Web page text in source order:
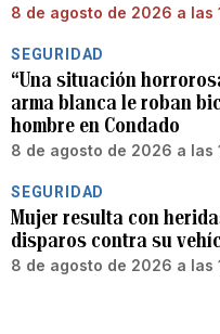
8 de agosto de 2026 a las
SEGURIDAD
“Una situación
arma blanca le roban
hombre en Condado
8 de agosto de 2026 a las
SEGURIDAD
Mujer resulta con
disparos contra su
8 de agosto de 2026 a las